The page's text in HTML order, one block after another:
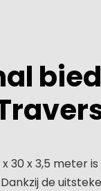
30 x 3,5 meter
de